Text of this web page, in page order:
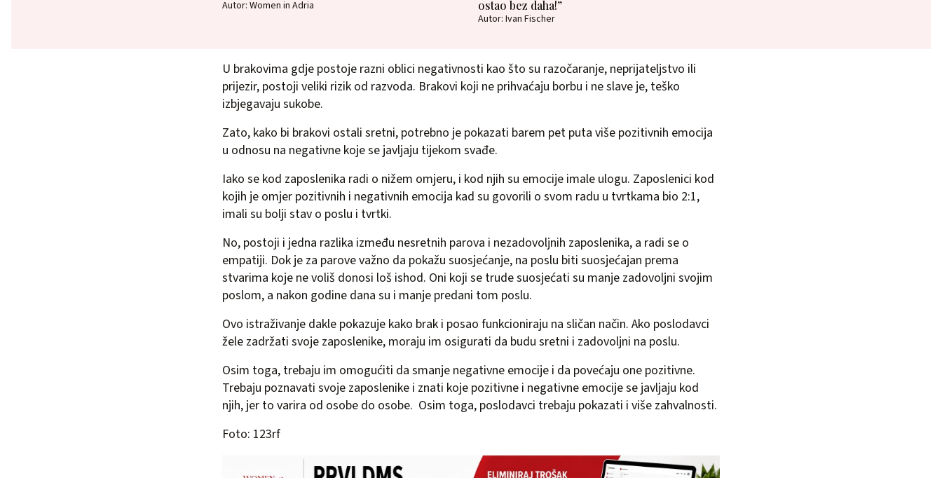
Autor: Women in Adria
ostao bez daha!”
Autor: Ivan Fischer
U brakovima gdje postoje razni oblici negativnosti kao što su razočaranje, neprijateljstvo ili
prijezir, postoji veliki rizik od razvoda. Brakovi koji ne prihvaćaju borbu i ne slave je, teško
izbjegavaju sukobe.
Zato, kako bi brakovi ostali sretni, potrebno je pokazati barem pet puta više pozitivnih emocija
u odnosu na negativne koje se javljaju tijekom svađe.
Iako se kod zaposlenika radi o nižem omjeru, i kod njih su emocije imale ulogu. Zaposlenici kod
kojih je omjer pozitivnih i negativnih emocija kad su govorili o svom radu u tvrtkama bio 2:1,
imali su bolji stav o poslu i tvrtki.
No, postoji i jedna razlika između nesretnih parova i nezadovoljnih zaposlenika, a radi se o
empatiji. Dok je za parove važno da pokažu suosjećanje, na poslu biti suosjećajan prema
stvarima koje ne voliš donosi loš ishod. Oni koji se trude suosjećati su manje zadovoljni svojim
poslom, a nakon godine dana su i manje predani tom poslu.
Ovo istraživanje dakle pokazuje kako brak i posao funkcioniraju na sličan način. Ako poslodavci
žele zadržati svoje zaposlenike, moraju im osigurati da budu sretni i zadovoljni na poslu.
Osim toga, trebaju im omogućiti da smanje negativne emocije i da povećaju one pozitivne.
Trebaju poznavati svoje zaposlenike i znati koje pozitivne i negativne emocije se javljaju kod
njih, jer to varira od osobe do osobe. Osim toga, poslodavci trebaju pokazati i više zahvalnosti.
Foto: 123rf